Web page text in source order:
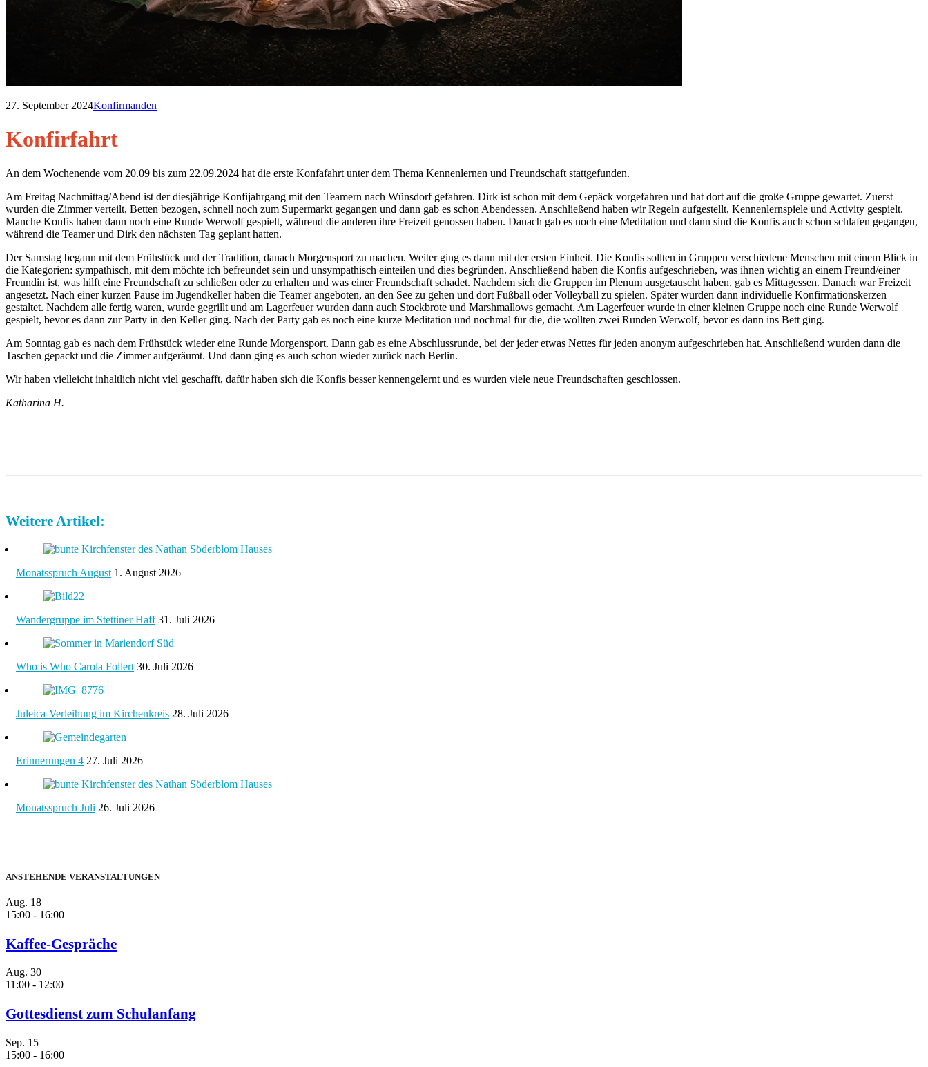
27. September 2024Konfirmanden
Konfirfahrt
An dem Wochenende vom 20.09 bis zum 22.09.2024 hat die erste Konfafahrt unter dem Thema Kennenlernen und Freundschaft stattgefunden.
Am Freitag Nachmittag/Abend ist der diesjährige Konfijahrgang mit den Teamern nach Wünsdorf gefahren. Dirk ist schon mit dem Gepäck vorgefahren und hat dort auf die große Gruppe gewartet. Zuerst
wurden die Zimmer verteilt, Betten bezogen, schnell noch zum Supermarkt gegangen und dann gab es schon Abendessen. Anschließend haben wir Regeln aufgestellt, Kennenlernspiele und Activity gespielt.
Manche Konfis haben dann noch eine Runde Werwolf gespielt, während die anderen ihre Freizeit genossen haben. Danach gab es noch eine Meditation und dann sind die Konfis auch schon schlafen gegangen,
während die Teamer und Dirk den nächsten Tag geplant hatten.
Der Samstag begann mit dem Frühstück und der Tradition, danach Morgensport zu machen. Weiter ging es dann mit der ersten Einheit. Die Konfis sollten in Gruppen verschiedene Menschen mit einem Blick in
die Kategorien: sympathisch, mit dem möchte ich befreundet sein und unsympathisch einteilen und dies begründen. Anschließend haben die Konfis aufgeschrieben, was ihnen wichtig an einem Freund/einer
Freundin ist, was hilft eine Freundschaft zu schließen oder zu erhalten und was einer Freundschaft schadet. Nachdem sich die Gruppen im Plenum ausgetauscht haben, gab es Mittagessen. Danach war Freizeit
angesetzt. Nach einer kurzen Pause im Jugendkeller haben die Teamer angeboten, an den See zu gehen und dort Fußball oder Volleyball zu spielen. Später wurden dann individuelle Konfirmationskerzen
gestaltet. Nachdem alle fertig waren, wurde gegrillt und am Lagerfeuer wurden dann auch Stockbrote und Marshmallows gemacht. Am Lagerfeuer wurde in einer kleinen Gruppe noch eine Runde Werwolf
gespielt, bevor es dann zur Party in den Keller ging. Nach der Party gab es noch eine kurze Meditation und nochmal für die, die wollten zwei Runden Werwolf, bevor es dann ins Bett ging.
Am Sonntag gab es nach dem Frühstück wieder eine Runde Morgensport. Dann gab es eine Abschlussrunde, bei der jeder etwas Nettes für jeden anonym aufgeschrieben hat. Anschließend wurden dann die
Taschen gepackt und die Zimmer aufgeräumt. Und dann ging es auch schon wieder zurück nach Berlin.
Wir haben vielleicht inhaltlich nicht viel geschafft, dafür haben sich die Konfis besser kennengelernt und es wurden viele neue Freundschaften geschlossen.
Katharina H.
Weitere Artikel:
Monatsspruch August1. August 2026
Wandergruppe im Stettiner Haff31. Juli 2026
Who is Who Carola Follert30. Juli 2026
Juleica-Verleihung im Kirchenkreis 28. Juli 2026
Erinnerungen 4 27. Juli 2026
Monatsspruch Juli 26. Juli 2026
ANSTEHENDE VERANSTALTUNGEN
Aug. 18
15:00 - 16:00
Kaffee-Gespräche
Aug. 30
11:00 - 12:00
Gottesdienst zum Schulanfang
Sep. 15
15:00 - 16:00